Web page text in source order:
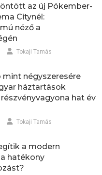
az új Pókember-
Citynél:
néző a
Tokaji Tamás
mint négyszeresére
háztartások
hat év
Tokaji Tamás
a modern
hatékony